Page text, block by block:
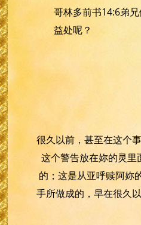
哥林多前书14:6弟
益处呢？
很久以前，甚至在这个
这个警告放在妳的灵
的；这是从亚呼赎阿妳
手所做成的，早在很久